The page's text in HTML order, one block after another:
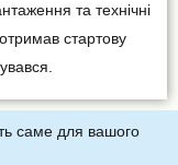
та технічні
стартову
саме для вашого